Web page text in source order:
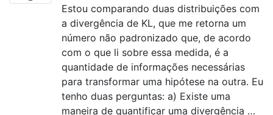
Estou comparando duas distribuições com
a divergência de KL, que me retorna um
número não padronizado que, de acordo
com o que li sobre essa medida, é a
quantidade de informações necessárias
para transformar uma hipótese na outra. Eu
tenho duas perguntas: a) Existe uma
maneira de quantificar uma divergência …